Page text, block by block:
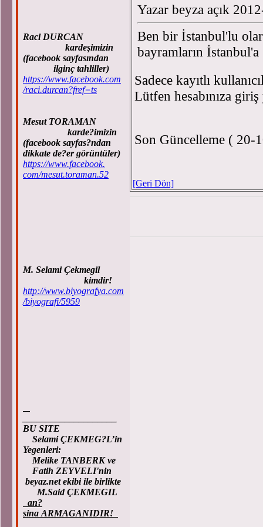
Raci DURCAN
kardeşimizin
(facebook sayfasından
ilginç tahliller)
https://www.facebook.com
/raci.durcan?fref=ts
Mesut TORAMAN
karde?imizin
(facebook sayfas?ndan
dikkate de?er görüntüler)
https://www.facebook.
com/mesut.toraman.52
M. Selami Çekmegil
kimdir!
http://www.biyografya.com
/biyografi/5959
BU SITE
Selami ÇEKMEG?L’in
Yegenleri:
Melike TANBERK ve
Fatih ZEYVELI'nin
beyaz.net ekibi ile birlikte
M.Said ÇEKMEGIL
an?
sina ARMAGANIDIR!
Yazar beyza açık
Ben bir İstanbul'lu
bayramların
Sadece kayıtlı
Lütfen hesabınıza
Son Güncelleme ( 20-
[Geri Dön]